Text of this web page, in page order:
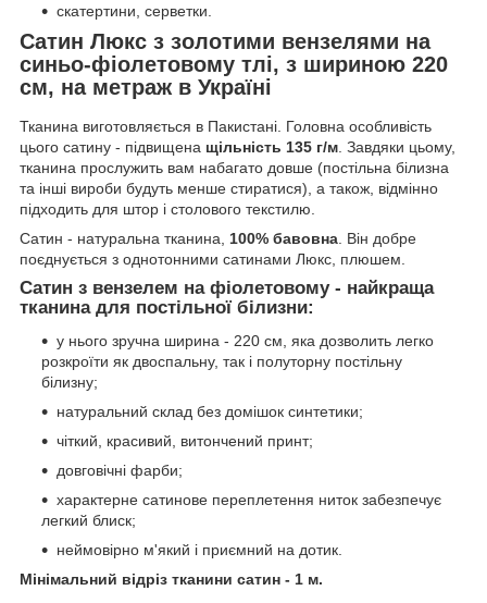
скатертини, серветки.
Сатин Люкс з золотими вензелями на
синьо-фіолетовому тлі, з шириною 220
см, на метраж в Україні
Тканина виготовляється в Пакистані. Головна особливість
цього сатину - підвищена щільність 135 г/м . Завдяки цьому,
тканина прослужить вам набагато довше (постільна білизна
та інші вироби будуть менше стиратися), а також, відмінно
підходить для штор і столового текстилю.
Сатин - натуральна тканина, 100% бавовна . Він добре
поєднується з однотонними сатинами Люкс, плюшем.
Сатин з вензелем на фіолетовому - найкраща
тканина для постільної білизни:
у нього зручна ширина - 220 см, яка дозволить легко
розкроїти як двоспальну, так і полуторну постільну
білизну;
натуральний склад без домішок синтетики;
чіткий, красивий, витончений принт;
довговічні фарби;
характерне сатинове переплетення ниток забезпечує
легкий блиск;
неймовірно м'який і приємний на дотик.
Мінімальний відріз тканини сатин - 1 м.